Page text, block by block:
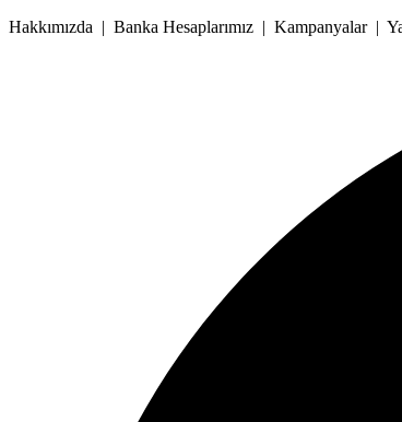
İçeriğe
Hakkımızda | Banka Hesaplarımız | Kampanyalar